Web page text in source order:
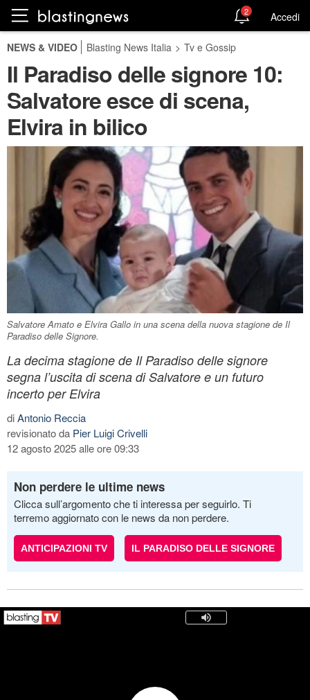
2 Accedi
NEWS & VIDEO Blasting News Italia > Tv e Gossip
Il Paradiso delle signore 10:
Salvatore esce di scena,
Elvira in bilico
Salvatore Amato e Elvira Gallo in una scena della nuova stagione de Il
Paradiso delle Signore.
La decima stagione de Il Paradiso delle signore
segna l’uscita di scena di Salvatore e un futuro
incerto per Elvira
diAntonio Reccia
revisionato da Pier Luigi Crivelli
12 agosto 2025 alle ore 09:33
Non perdere le ultime news
Clicca sull’argomento che ti interessa per seguirlo. Ti
terremo aggiornato con le news da non perdere.
ANTICIPAZIONI TV IL PARADISO DELLE SIGNORE